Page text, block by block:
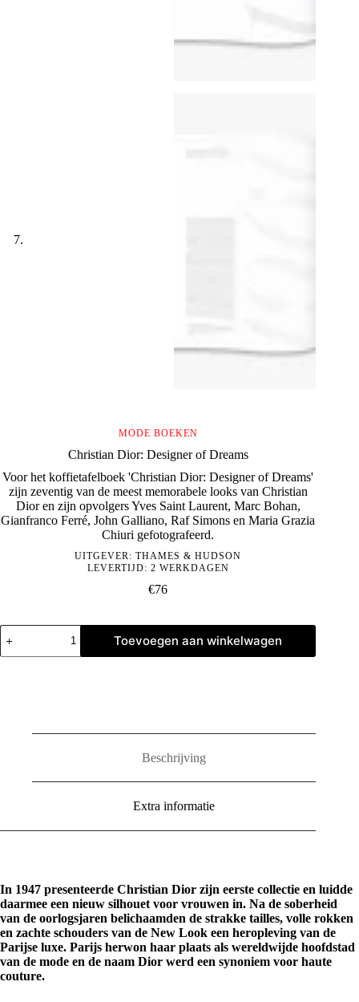
MODE BOEKEN
Christian Dior: Designer of Dreams
Voor het koffietafelboek 'Christian Dior: Designer of Dreams'
zijn zeventig van de meest memorabele looks van Christian
Dior en zijn opvolgers Yves Saint Laurent, Marc Bohan,
Gianfranco Ferré, John Galliano, Raf Simons en Maria Grazia
Chiuri gefotografeerd.
UITGEVER:THAMES & HUDSON
LEVERTIJD: 2 WERKDAGEN
€76
Christian
Dior:
Designer
Toevoegen aan winkelwagen
Beschrijving
Extra informatie
In 1947 presenteerde Christian Dior zijn eerste collectie en luidde
daarmee een nieuw silhouet voor vrouwen in. Na de soberheid
van de oorlogsjaren belichaamden de strakke tailles, volle rokken
en zachte schouders van de New Look een heropleving van de
Parijse luxe. Parijs herwon haar plaats als wereldwijde hoofdstad
van de mode en de naam Dior werd een synoniem voor haute
couture.